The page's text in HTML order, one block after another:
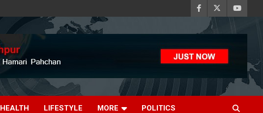
HEALTH LIFESTYLE MORE POLITICS